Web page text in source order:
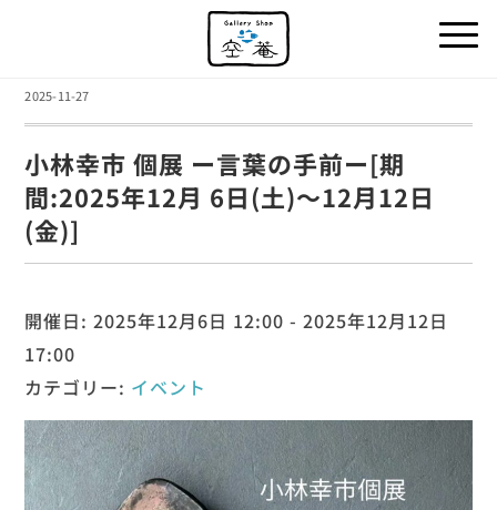
2025-11-27
小林幸市 個展 ー言葉の手前ー[期
間:2025年12月 6日(土)～12月12日
(金)]
開催日: 2025年12月6日 12:00 - 2025年12月12日
17:00
カテゴリー: イベント